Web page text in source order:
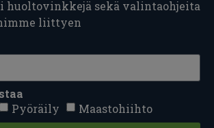
huoltovinkkejä sekä valintaohjeita
liittyen
Pyöräily Maastohiihto